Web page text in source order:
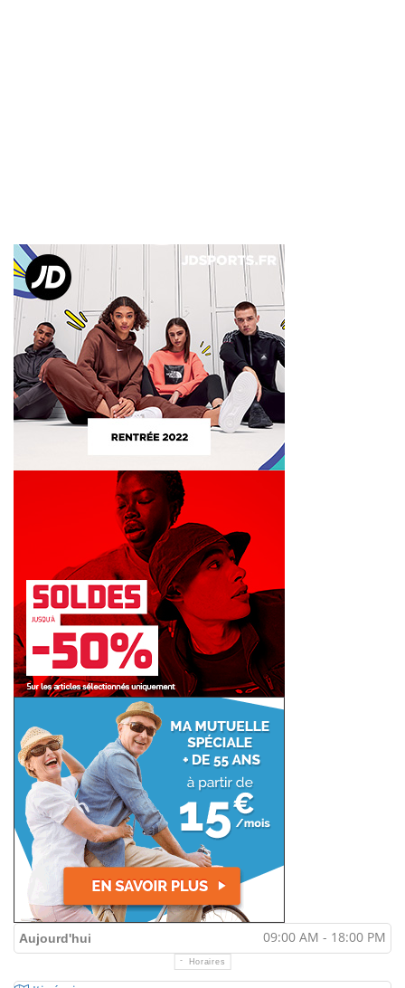
Aujourd'hui 09:00 AM - 18:00 PM
Horaires